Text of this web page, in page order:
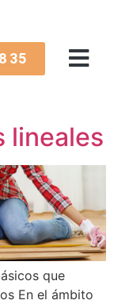
35 luz
lineales
que
En el ámbito